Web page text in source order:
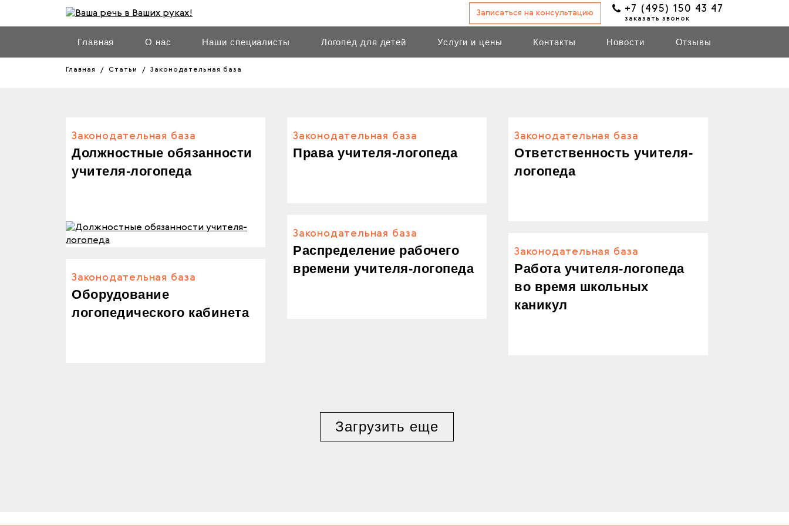
Записаться на консультацию +7 (495) 150 43 47
заказать звонок
Главная О нас Наши специалисты Логопед для детей Услуги и цены Контакты Новости Отзывы
Главная Статьи Законодательная база
Законодательная база
Должностные обязанности
учителя-логопеда
Законодательная база
Права учителя-логопеда
Законодательная база
Ответственность учителя-
логопеда
Законодательная база
Распределение рабочего
времени учителя-логопеда
Законодательная база
Работа учителя-логопеда
во время школьных
каникул
Законодательная база
Оборудование
логопедического кабинета
Загрузить еще